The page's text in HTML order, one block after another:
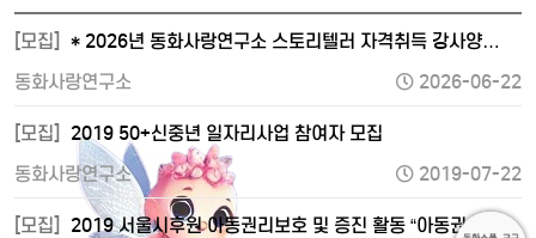
[모집] * 2026년 동화사랑연구소 스토리텔러 자격취득 강사양…
동화사랑연구소
2026-06-22
[모집]
2019 50+신중년 일자리사업 참여자 모집
동화사랑연구소
2019-07-22
[모집]
2019 서울시후원 아동권리보호 및 증진 활동 “아동권…